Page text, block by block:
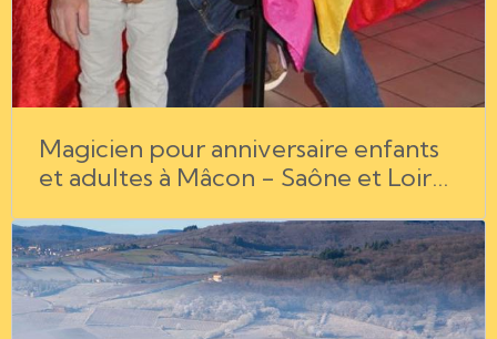
Magicien pour anniversaire enfants
et adultes à Mâcon - Saône et Loire
Saône - Rhône - Jura.